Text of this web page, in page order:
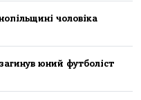
чоловіка
юний футболіст